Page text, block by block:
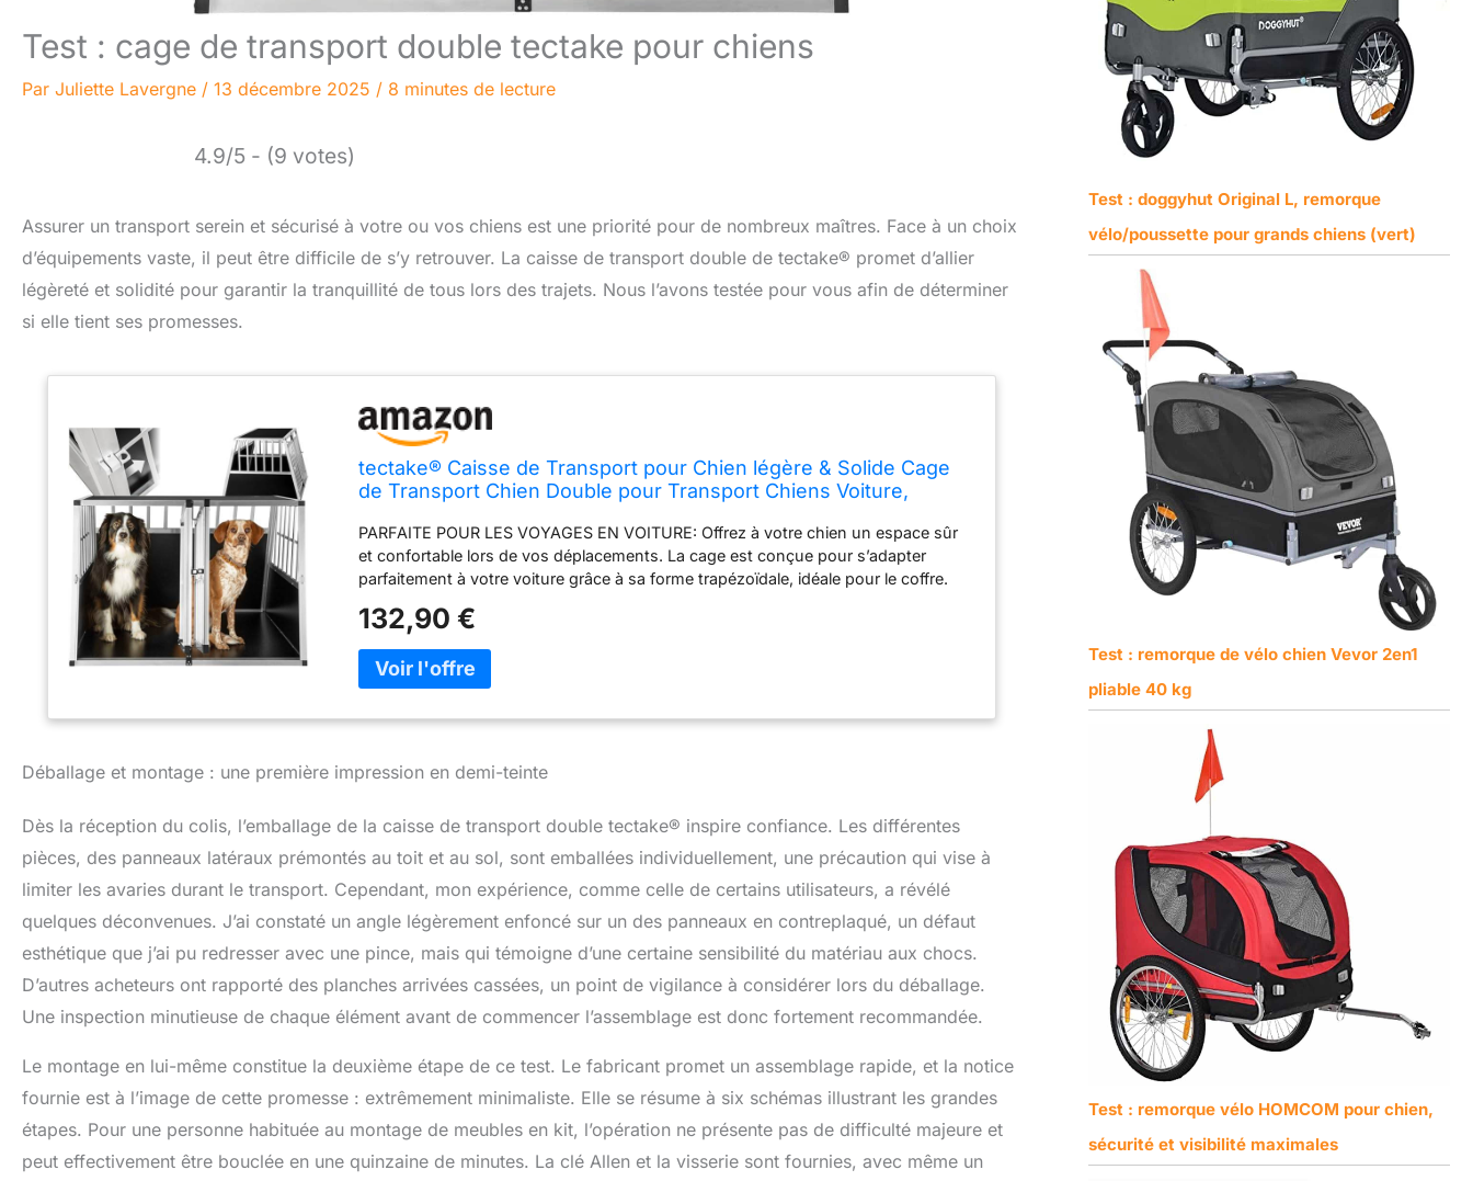
Test : cage de transport double tectake pour chiens
Par Juliette Lavergne / 13 décembre 2025 / 8 minutes de lecture
4.9/5 - (9 votes)
Assurer un transport serein et sécurisé à votre ou vos chiens est une priorité pour de nombreux maîtres. Face à un choix
d’équipements vaste, il peut être difficile de s’y retrouver. La caisse de transport double de tectake® promet d’allier
légèreté et solidité pour garantir la tranquillité de tous lors des trajets. Nous l’avons testée pour vous afin de déterminer
si elle tient ses promesses.
tectake® Caisse de Transport pour Chien légère & Solide Cage
de Transport Chien Double pour Transport Chiens Voiture,
PARFAITE POUR LES VOYAGES EN VOITURE: Offrez à votre chien un espace sûr
et confortable lors de vos déplacements. La cage est conçue pour s’adapter
parfaitement à votre voiture grâce à sa forme trapézoïdale, idéale pour le coffre.
votre chien détendu tout au long du trajet. UN REFUGE SÛR ET CONFORTABLE
POUR VOTRE CHIEN: Transformez cette cage en un espace de repos idéal pour
votre compagnon. Les coins en plastique protègent votre chien des blessures
pendant le transport, tandis que les deux portes pratiques facilitent l’entrée et la
sortie. Parfaite comme refuge temporaire ou caisse de transport chien. MONTAGE
la cage ! Le montage rapide et intuitif permet de gagner du temps, et le nettoyage
DESIGN FONCTIONNEL: Fabriquée avec des matériaux solides, cette cage de
transport pour chien est conçue pour durer. Sa finition de qualité assure la
grâce à ses dimensions adaptées comme une cage chien xxl. PRATIQUE ET
POLYVALENTE AU QUOTIDIEN: Que ce soit pour des trajets en voiture ou comme
espace intérieur pour votre chien, cette cage répond à tous vos besoins. Ses deux
portes offrent un accès pratique, et sa grande taille garantit le confort de votre
chien, que vous l’utilisiez comme cage transport chien ou refuge à la maison.
132,90 €
Déballage et montage : une première impression en demi-teinte
Dès la réception du colis, l’emballage de la caisse de transport double tectake® inspire confiance. Les différentes
pièces, des panneaux latéraux prémontés au toit et au sol, sont emballées individuellement, une précaution qui vise à
limiter les avaries durant le transport. Cependant, mon expérience, comme celle de certains utilisateurs, a révélé
quelques déconvenues. J’ai constaté un angle légèrement enfoncé sur un des panneaux en contreplaqué, un défaut
esthétique que j’ai pu redresser avec une pince, mais qui témoigne d’une certaine sensibilité du matériau aux chocs.
D’autres acheteurs ont rapporté des planches arrivées cassées, un point de vigilance à considérer lors du déballage.
Une inspection minutieuse de chaque élément avant de commencer l’assemblage est donc fortement recommandée.
Le montage en lui-même constitue la deuxième étape de ce test. Le fabricant promet un assemblage rapide, et la notice
fournie est à l’image de cette promesse : extrêmement minimaliste. Elle se résume à six schémas illustrant les grandes
étapes. Pour une personne habituée au montage de meubles en kit, l’opération ne présente pas de difficulté majeure et
peut effectivement être bouclée en une quinzaine de minutes. La clé Allen et la visserie sont fournies, avec même un
Test : doggyhut Original L, remorque
vélo/poussette pour grands chiens (vert)
Test : remorque de vélo chien Vevor 2en1
pliable 40 kg
Test : remorque vélo HOMCOM pour chien,
sécurité et visibilité maximales